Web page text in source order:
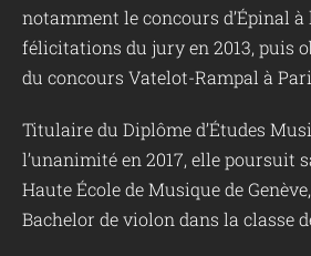
notamment le concours d’Épinal à
félicitations du jury en 2013, puis
du concours Vatelot-Rampal à
Titulaire du Diplôme d’Études
l’unanimité en 2017, elle poursuit
Haute École de Musique de
Bachelor de violon dans la classe